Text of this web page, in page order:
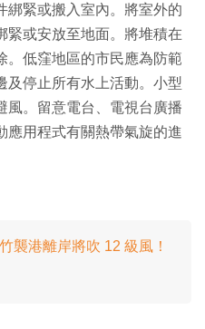
綁緊或搬入室內。將室外的
緊或安放至地面。將堆積在
。低窪地區的市民應為防範
及停止所有水上活動。小型
風。留意電台、電視台廣播
應用程式有關熱帶氣旋的進
襲港離岸將吹 12 級風！